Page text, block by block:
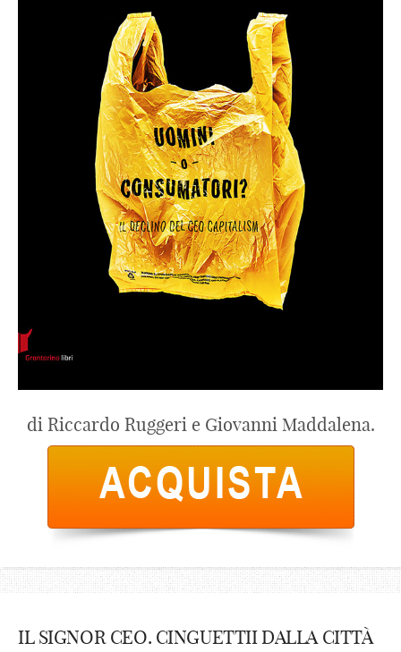
di Riccardo Ruggeri e Giovanni Maddalena.
IL SIGNOR CEO. CINGUETTII DALLA CITTÀ